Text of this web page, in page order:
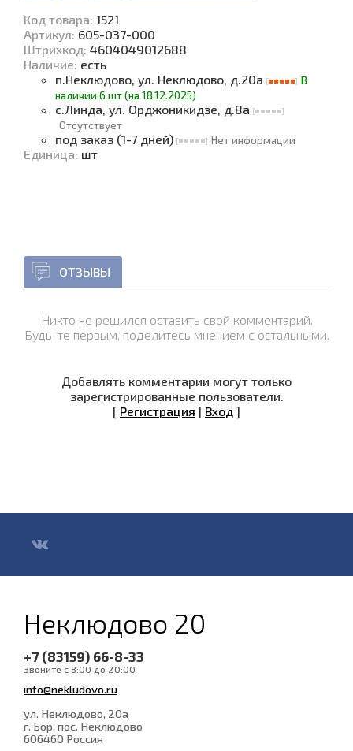
Код товара: 1521
Артикул: 605-037-000
Штрихкод: 4604049012688
Наличие: есть
п.Неклюдово, ул. Неклюдово, д.20а
В
наличии 6 шт (на 18.12.2025)
с.Линда, ул. Орджоникидзе, д.8а
Отсутствует
под заказ (1-7 дней) Нет информации
Единица: шт
ОТЗЫВЫ
Никто не решился оставить свой комментарий.
Будь-те первым, поделитесь мнением с остальными.
Добавлять комментарии могут только
зарегистрированные пользователи.
[ Регистрация | Вход ]
Неклюдово 20
+7 (83159) 66-8-33
Звоните с 8:00 до 20:00
info@nekludovo.ru
ул. Неклюдово, 20а
г. Бор, пос. Неклюдово
606460 Россия